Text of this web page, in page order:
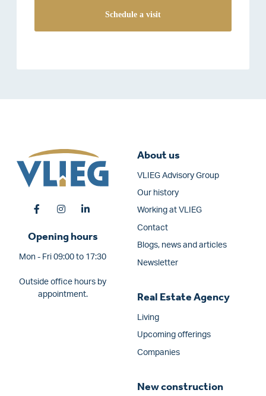
Opening hours
Mon - Fri 09:00 to 17:30
Outside office hours by
appointment.
About us
VLIEG Advisory Group
Our history
Working at VLIEG
Contact
Blogs, news and articles
Newsletter
Real Estate Agency
Living
Upcoming offerings
Companies
New construction